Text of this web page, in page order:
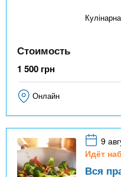
Стоимость
1 500 грн
Онлайн
9
Идёт
Вся